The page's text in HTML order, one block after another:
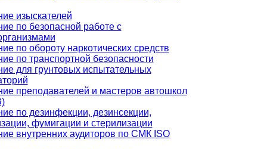
изыскателей
по безопасной работе с
по обороту наркотических средств
по транспортной безопасности
для грунтовых испытательных
преподавателей и мастеров автошкол
по дезинфекции, дезинсекции,
фумигации и стерилизации
внутренних аудиторов по СМК ISO